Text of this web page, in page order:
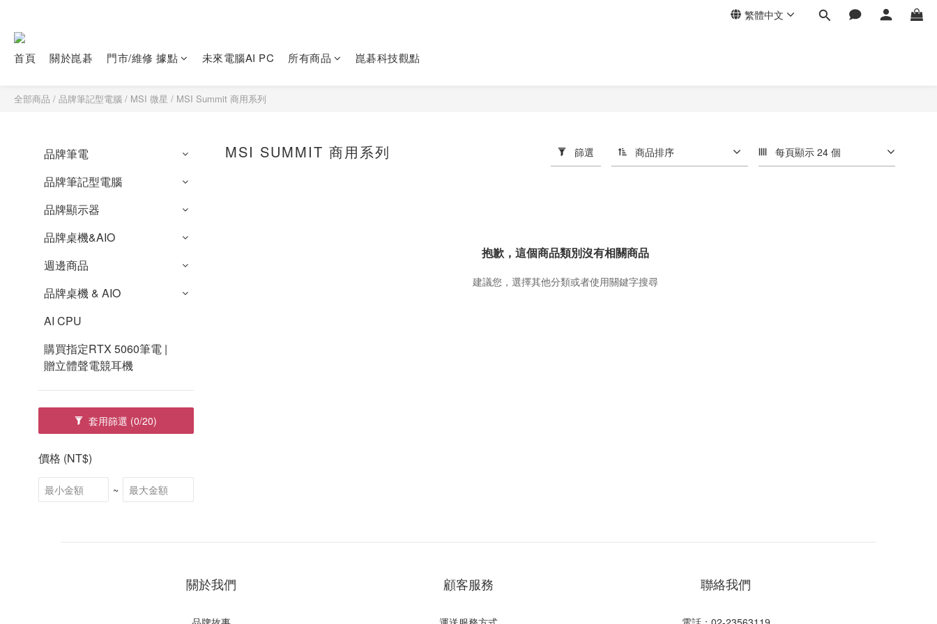
繁體中文
首頁 關於崑碁 門市/維修 據點 未來電腦AI PC 所有商品 崑碁科技觀點
全部商品 / 品牌筆記型電腦 / MSI 微星 / MSI Summit 商用系列
品牌筆電
品牌筆記型電腦
品牌顯示器
品牌桌機&AIO
週邊商品
品牌桌機 & AIO
AI CPU
購買指定RTX 5060筆電 |
贈立體聲電競耳機
套用篩選 (0/20)
價格 (NT$)
~
MSI SUMMIT 商用系列 篩選 商品排序 每頁顯示 24 個
抱歉，這個商品類別沒有相關商品
建議您，選擇其他分類或者使用關鍵字搜尋
關於我們 顧客服務 聯絡我們